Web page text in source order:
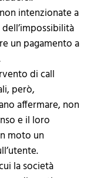
intenzionate a
un pagamento a
di call
però,
affermare, non
e il loro
moto un
la società